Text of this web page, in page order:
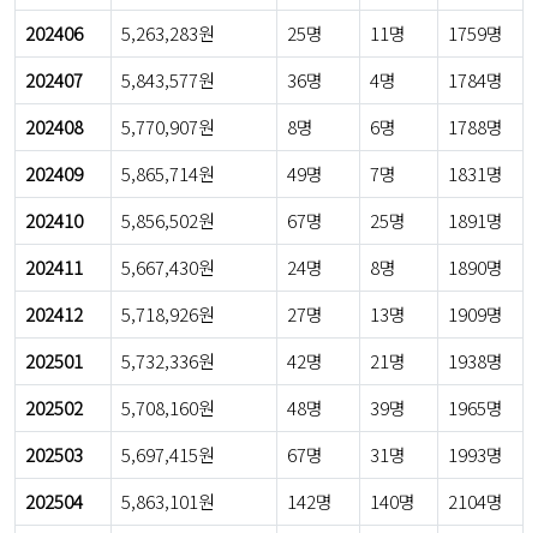
202406
5,263,283원 25명 11명
1759명
202407
5,843,577원 36명 4명
1784명
202408
5,770,907원 8명 6명
1788명
202409
5,865,714원 49명 7명
1831명
202410
5,856,502원 67명 25명
1891명
202411
5,667,430원 24명 8명
1890명
202412
5,718,926원 27명 13명
1909명
202501
5,732,336원 42명 21명
1938명
202502
5,708,160원 48명 39명
1965명
202503
5,697,415원 67명 31명
1993명
202504
5,863,101원 142명 140명
2104명